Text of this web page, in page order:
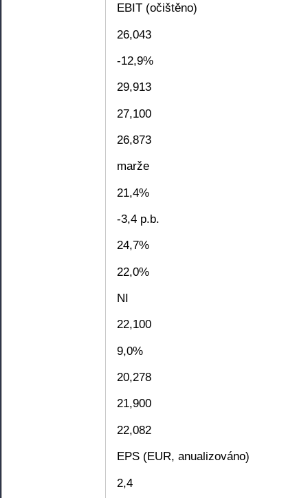
EBIT (očištěno)
26,043
-12,9%
29,913
27,100
26,873
marže
21,4%
-3,4 p.b.
24,7%
22,0%
NI
22,100
9,0%
20,278
21,900
22,082
EPS (EUR, anualizováno)
2,4